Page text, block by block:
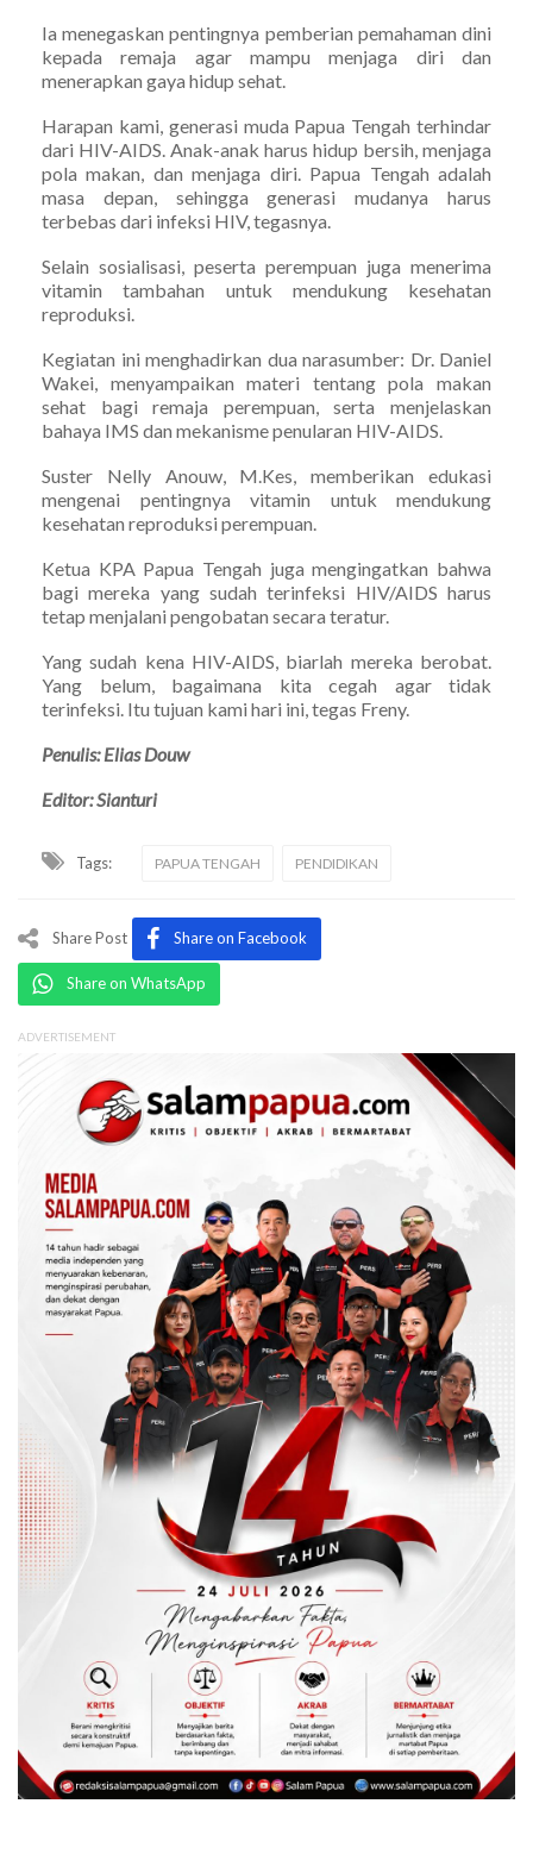
Ia menegaskan pentingnya pemberian pemahaman dini
kepada remaja agar mampu menjaga diri dan
menerapkan gaya hidup sehat.
Harapan kami, generasi muda Papua Tengah terhindar
dari HIV-AIDS. Anak-anak harus hidup bersih, menjaga
pola makan, dan menjaga diri. Papua Tengah adalah
masa depan, sehingga generasi mudanya harus
terbebas dari infeksi HIV, tegasnya.
Selain sosialisasi, peserta perempuan juga menerima
vitamin tambahan untuk mendukung kesehatan
reproduksi.
Kegiatan ini menghadirkan dua narasumber: Dr. Daniel
Wakei, menyampaikan materi tentang pola makan
sehat bagi remaja perempuan, serta menjelaskan
bahaya IMS dan mekanisme penularan HIV-AIDS.
Suster Nelly Anouw, M.Kes, memberikan edukasi
mengenai pentingnya vitamin untuk mendukung
kesehatan reproduksi perempuan.
Ketua KPA Papua Tengah juga mengingatkan bahwa
bagi mereka yang sudah terinfeksi HIV/AIDS harus
tetap menjalani pengobatan secara teratur.
Yang sudah kena HIV-AIDS, biarlah mereka berobat.
Yang belum, bagaimana kita cegah agar tidak
terinfeksi. Itu tujuan kami hari ini, tegas Freny.
Penulis: Elias Douw
Editor: Sianturi
Tags: PAPUA TENGAH PENDIDIKAN
Share Post Share on Facebook
Share on WhatsApp
ADVERTISEMENT